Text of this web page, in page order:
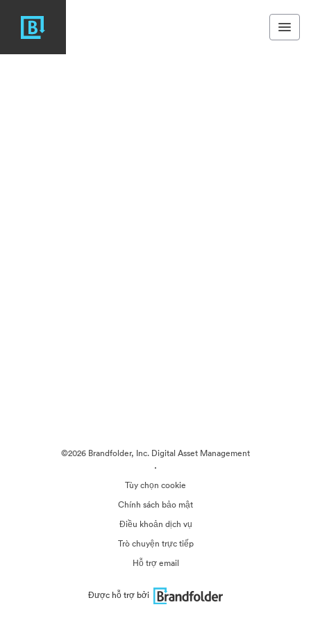
©2026 Brandfolder, Inc. Digital Asset Management
·
Tùy chọn cookie
Chính sách bảo mật
Điều khoản dịch vụ
Trò chuyện trực tiếp
Hỗ trợ email
Được hỗ trợ bởi